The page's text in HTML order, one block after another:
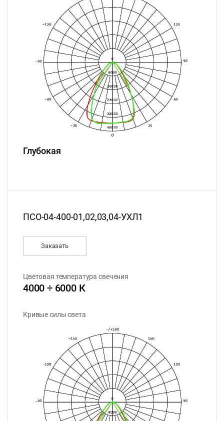
Глубокая
ПСО-04-400-01,02,03,04-УХЛ1
Заказать
Цветовая температура свечения
4000 ÷ 6000 К
Кривые силы света